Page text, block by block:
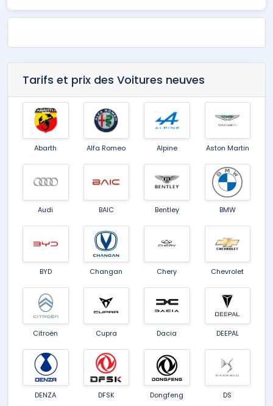
Tarifs et prix des Voitures neuves
Abarth Alfa Romeo Alpine Aston Martin
Audi BAIC Bentley BMW
BYD Changan Chery Chevrolet
Citroën Cupra Dacia DEEPAL
DENZA DFSK Dongfeng DS